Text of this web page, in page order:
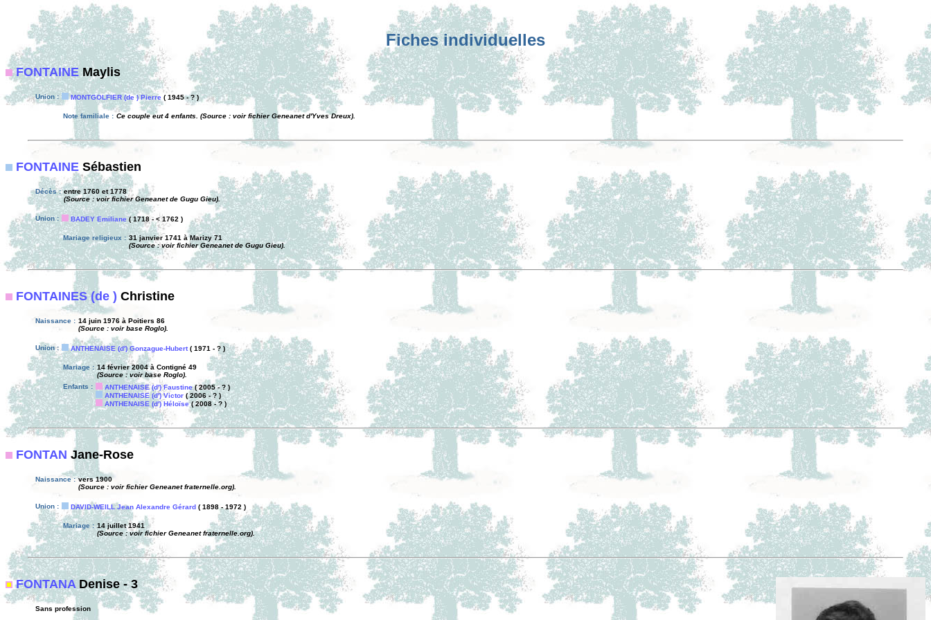
Fiches individuelles
FONTAINEMaylis
Union : MONTGOLFIER (de ) Pierre ( 1945 - ? )
Note familiale : Ce couple eut 4 enfants. (Source : voir fichier Geneanet d'Yves Dreux).
FONTAINE Sébastien
Décès : entre 1760 et 1778
(Source : voir fichier Geneanet de Gugu Gieu).
Union : BADEY Emiliane ( 1718 - < 1762 )
Mariage religieux : 31 janvier 1741 à Marizy 71
(Source : voir fichier Geneanet de Gugu Gieu).
FONTAINES (de ) Christine
Naissance : 14 juin 1976 à Poitiers 86
(Source : voir base Roglo).
Union : ANTHENAISE (d') Gonzague-Hubert( 1971 - ? )
Mariage : 14 février 2004 à Contigné 49
(Source : voir base Roglo).
Enfants :
ANTHENAISE (d') Faustine( 2005 - ? )
ANTHENAISE (d') Victor ( 2006 - ? )
ANTHENAISE (d') Héloïse( 2008 - ? )
FONTAN Jane-Rose
Naissance : vers 1900
(Source : voir fichier Geneanet fraternelle.org).
Union : DAVID-WEILL Jean Alexandre Gérard ( 1898 - 1972 )
Mariage : 14 juillet 1941
(Source : voir fichier Geneanet fraternelle.org).
FONTANADenise - 3
Sans profession